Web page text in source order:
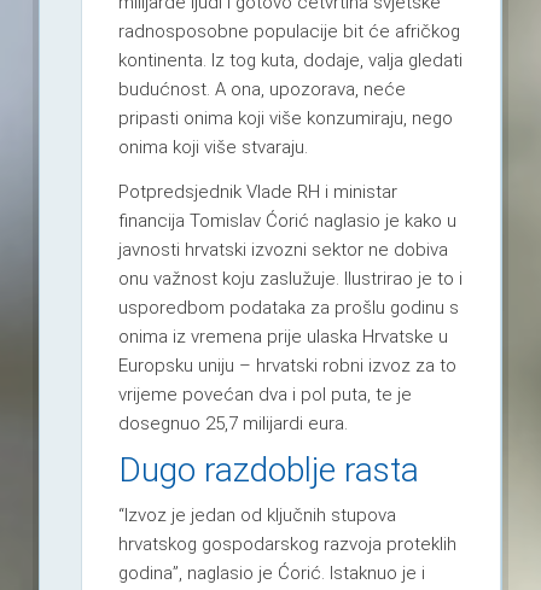
radnosposobne populacije bit će afričkog
kontinenta. Iz tog kuta, dodaje, valja gledati
budućnost. A ona, upozorava, neće
pripasti onima koji više konzumiraju, nego
onima koji više stvaraju.
Potpredsjednik Vlade RH i ministar
financija Tomislav Ćorić naglasio je kako u
javnosti hrvatski izvozni sektor ne dobiva
onu važnost koju zaslužuje. Ilustrirao je to i
usporedbom podataka za prošlu godinu s
onima iz vremena prije ulaska Hrvatske u
Europsku uniju – hrvatski robni izvoz za to
vrijeme povećan dva i pol puta, te je
dosegnuo 25,7 milijardi eura.
Dugo razdoblje rasta
“Izvoz je jedan od ključnih stupova
hrvatskog gospodarskog razvoja proteklih
godina”, naglasio je Ćorić. Istaknuo je i